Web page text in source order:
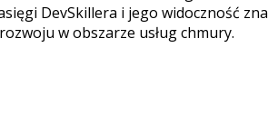
DevSkillera i jego widoczność
w obszarze usług chmury.